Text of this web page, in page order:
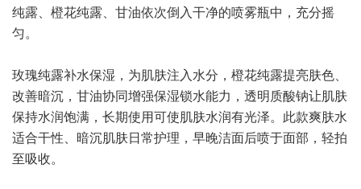
纯露、橙花纯露、甘油依次倒入干净的喷雾瓶中，充分摇
匀。
玫瑰纯露补水保湿，为肌肤注入水分，橙花纯露提亮肤色、
改善暗沉，甘油协同增强保湿锁水能力，透明质酸钠让肌肤
保持水润饱满，长期使用可使肌肤水润有光泽。此款爽肤水
适合干性、暗沉肌肤日常护理，早晚洁面后喷于面部，轻拍
至吸收。